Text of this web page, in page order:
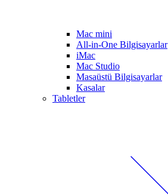
Mac mini
All-in-One Bilgisayarlar
iMac
Mac Studio
Masaüstü Bilgisayarlar
Kasalar
Tabletler